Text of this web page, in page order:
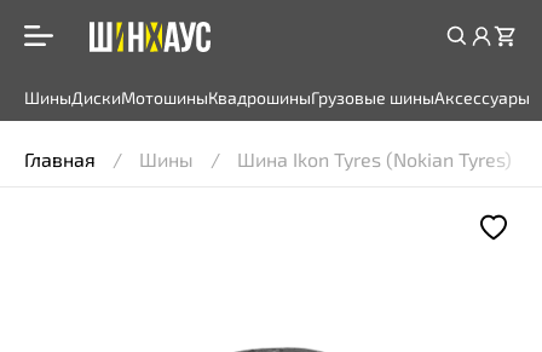
ШиныДискиМотошиныКвадрошиныГрузовые шиныАксессуары
Главная Шины Шина Ikon Tyres (Nokian Tyres)